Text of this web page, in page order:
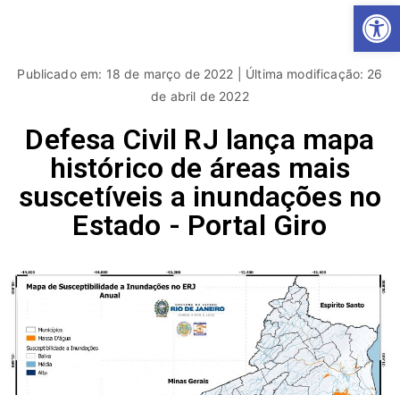
Publicado em: 18 de março de 2022 | Última modificação: 26
de abril de 2022
Defesa Civil RJ lança mapa
histórico de áreas mais
suscetíveis a inundações no
Estado - Portal Giro